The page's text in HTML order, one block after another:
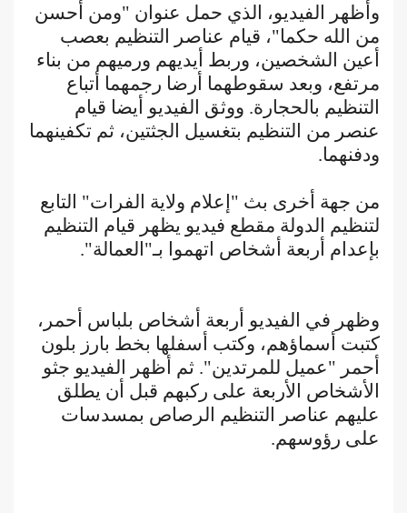
وأظهر الفيديو، الذي حمل عنوان "ومن أحسن
من الله حكما"، قيام عناصر التنظيم بعصب
أعين الشخصين، وربط أيديهم ورميهم من بناء
مرتفع، وبعد سقوطهما أرضا رجمهما أتباع
التنظيم بالحجارة. ووثق الفيديو أيضا قيام
عنصر من التنظيم بتغسيل الجثتين، ثم تكفينهما
ودفنهما.
من جهة أخرى بث "إعلام ولاية الفرات" التابع
لتنظيم الدولة مقطع فيديو يظهر قيام التنظيم
بإعدام أربعة أشخاص اتهموا بـ"العمالة".
وظهر في الفيديو أربعة أشخاص بلباس أحمر،
كتبت أسماؤهم، وكتب أسفلها بخط بارز بلون
أحمر "عميل للمرتدين". ثم أظهر الفيديو جثو
الأشخاص الأربعة على ركبهم قبل أن يطلق
عليهم عناصر التنظيم الرصاص بمسدسات
على رؤوسهم.